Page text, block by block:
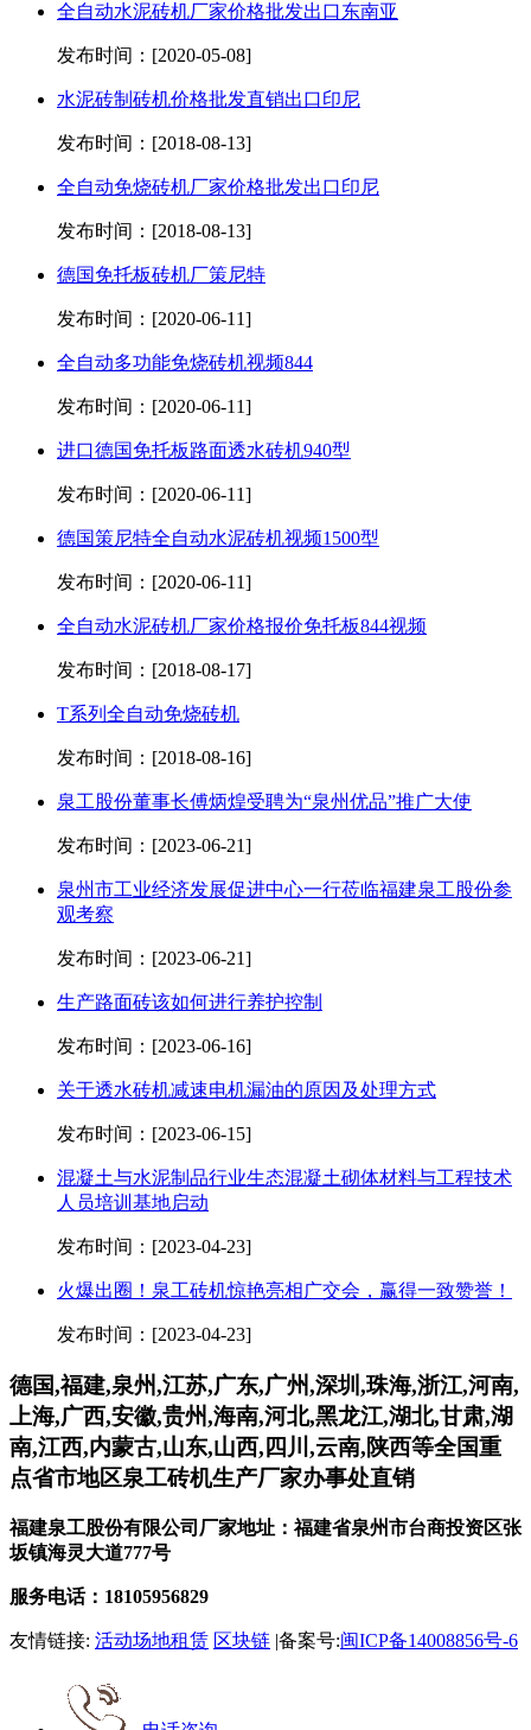
全自动水泥砖机厂家价格批发出口东南亚
发布时间：[2020-05-08]
水泥砖制砖机价格批发直销出口印尼
发布时间：[2018-08-13]
全自动免烧砖机厂家价格批发出口印尼
发布时间：[2018-08-13]
德国免托板砖机厂策尼特
发布时间：[2020-06-11]
全自动多功能免烧砖机视频844
发布时间：[2020-06-11]
进口德国免托板路面透水砖机940型
发布时间：[2020-06-11]
德国策尼特全自动水泥砖机视频1500型
发布时间：[2020-06-11]
全自动水泥砖机厂家价格报价免托板844视频
发布时间：[2018-08-17]
T系列全自动免烧砖机
发布时间：[2018-08-16]
泉工股份董事长傅炳煌受聘为“泉州优品”推广大使
发布时间：[2023-06-21]
泉州市工业经济发展促进中心一行莅临福建泉工股份参
观考察
发布时间：[2023-06-21]
生产路面砖该如何进行养护控制
发布时间：[2023-06-16]
关于透水砖机减速电机漏油的原因及处理方式
发布时间：[2023-06-15]
混凝土与水泥制品行业生态混凝土砌体材料与工程技术
人员培训基地启动
发布时间：[2023-04-23]
火爆出圈！泉工砖机惊艳亮相广交会，赢得一致赞誉！
发布时间：[2023-04-23]
德国,福建,泉州,江苏,广东,广州,深圳,珠海,浙江,河南,
上海,广西,安徽,贵州,海南,河北,黑龙江,湖北,甘肃,湖
南,江西,内蒙古,山东,山西,四川,云南,陕西等全国重
点省市地区泉工砖机生产厂家办事处直销
福建泉工股份有限公司厂家地址：福建省泉州市台商投资区张
坂镇海灵大道777号
服务电话：18105956829
友情链接: 活动场地租赁 区块链 |备案号:闽ICP备14008856号-6